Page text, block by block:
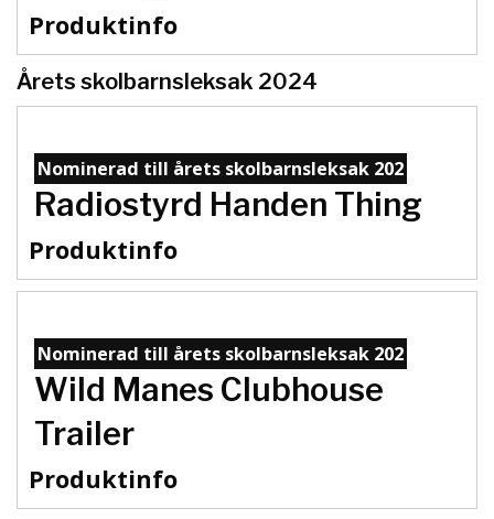
Produktinfo
Årets skolbarnsleksak 2024
Nominerad till årets skolbarnsleksak 202
Radiostyrd Handen Thing
Produktinfo
Nominerad till årets skolbarnsleksak 202
Wild Manes Clubhouse
Trailer
Produktinfo